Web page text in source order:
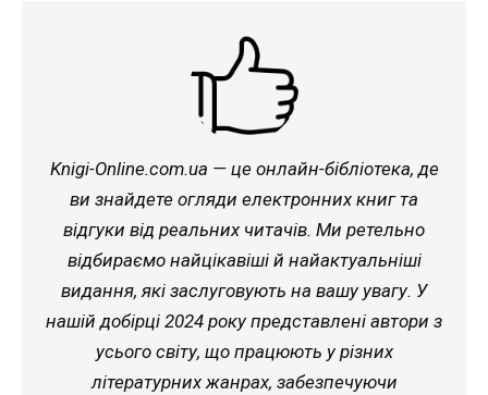
Knigi-Online.com.ua — це онлайн-бібліотека, де
ви знайдете огляди електронних книг та
відгуки від реальних читачів. Ми ретельно
відбираємо найцікавіші й найактуальніші
видання, які заслуговують на вашу увагу. У
нашій добірці 2024 року представлені автори з
усього світу, що працюють у різних
літературних жанрах, забезпечуючи